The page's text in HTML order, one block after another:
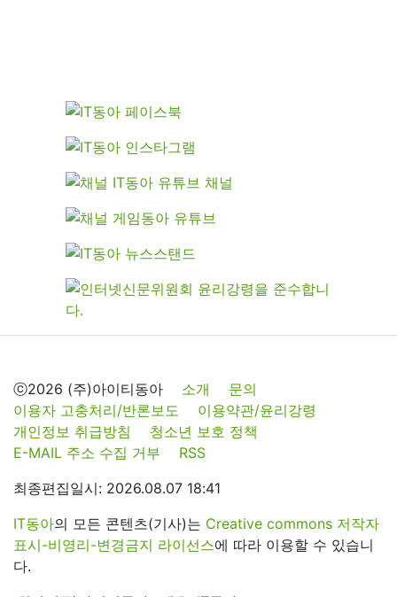
ⓒ2026 (주)아이티동아 소개
문의
이용자 고충처리/반론보도
이용약관/윤리강령
개인정보 취급방침
청소년 보호 정책
E-MAIL 주소 수집 거부
RSS
최종편집일시: 2026.08.07 18:41
IT동아의 모든 콘텐츠(기사)는 Creative commons 저작자
표시-비영리-변경금지 라이선스에 따라 이용할 수 있습니
다.